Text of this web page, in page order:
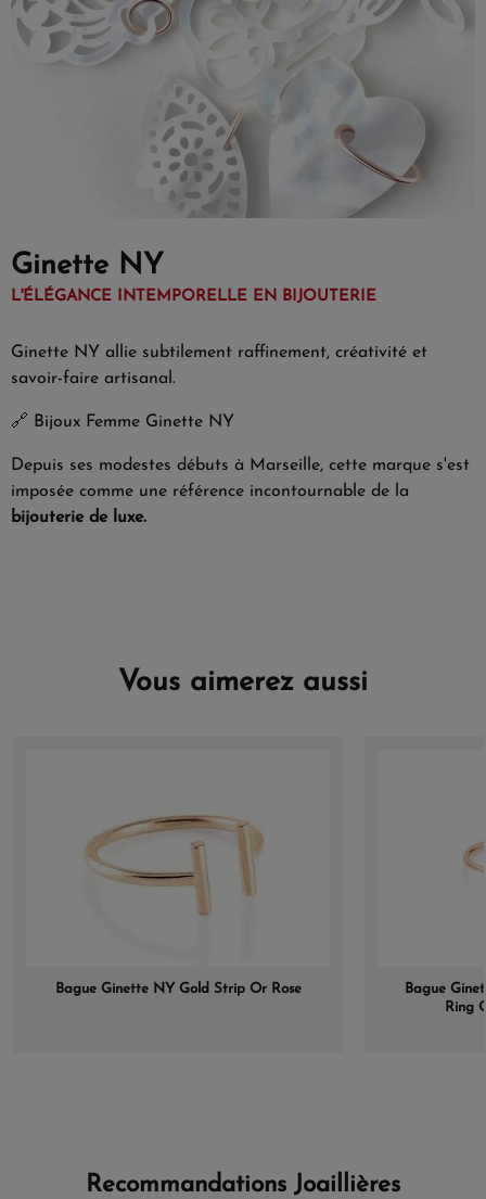
Ginette NY
L'ÉLÉGANCE INTEMPORELLE EN BIJOUTERIE
Ginette NY allie subtilement raffinement, créativité et
savoir-faire artisanal.
🔗 Bijoux Femme Ginette NY
Depuis ses modestes débuts à Marseille, cette marque s'est
imposée comme une référence incontournable de la
bijouterie de luxe.
Vous aimerez aussi
Bague Ginette NY Gold Strip Or Rose
Bague
Ring
Recommandations Joaillières